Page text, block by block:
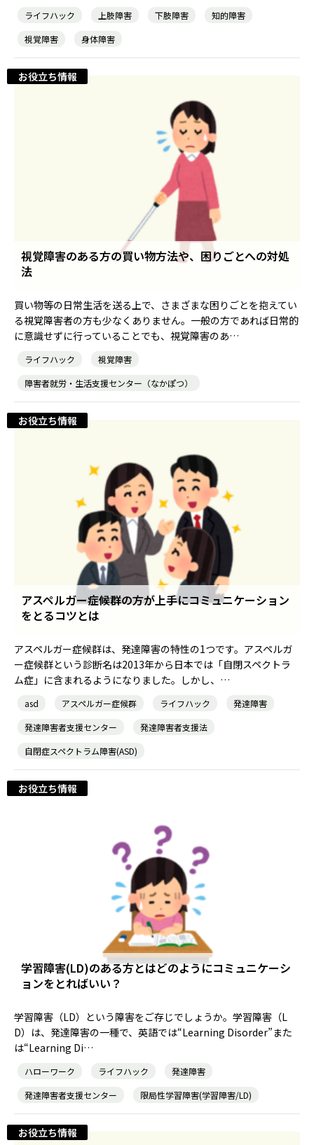
ライフハック 上肢障害 下肢障害
知的障害
視覚障害
身体障害
お役立ち情報
視覚障害のある方の買い物方法や、困りごとへの対処
法
買い物等の日常生活を送る上で、さまざまな困りごとを抱えてい
る視覚障害者の方も少なくありません。一般の方であれば日常的
に意識せずに行っていることでも、視覚障害のあ…
ライフハック
視覚障害
障害者就労・生活支援センター（なかぽつ）
お役立ち情報
アスペルガー症候群の方が上手にコミュニケーション
をとるコツとは
アスペルガー症候群は、発達障害の特性の1つです。アスペルガ
ー症候群という診断名は2013年から日本では「自閉スペクトラ
ム症」に含まれるようになりました。しかし、…
asd アスペルガー症候群 ライフハック
発達障害
発達障害者支援センター
発達障害者支援法
自閉症スペクトラム障害(ASD)
お役立ち情報
学習障害(LD)のある方とはどのようにコミュニケーシ
ョンをとればいい？
学習障害（LD）という障害をご存じでしょうか。学習障害（L
D）は、発達障害の一種で、英語では“Learning Disorder”また
は“Learning Di…
ハローワーク ライフハック
発達障害
発達障害者支援センター
限局性学習障害(学習障害/LD)
お役立ち情報
メニューを閉じる